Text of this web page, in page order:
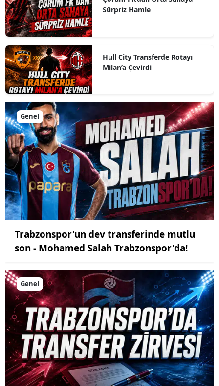
Sürpriz Hamle
Hull City Transferde Rotayı
Milan’a Çevirdi
Genel
Trabzonspor'un dev transferinde mutlu
son - Mohamed Salah Trabzonspor'da!
Genel